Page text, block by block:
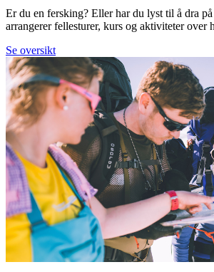
Er du en fersking? Eller har du lyst til å dra
arrangerer fellesturer, kurs og aktiviteter over
Se oversikt